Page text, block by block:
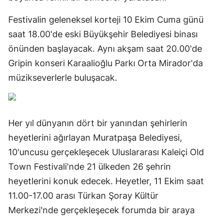
Festivalin geleneksel korteji 10 Ekim Cuma günü
saat 18.00'de eski Büyükşehir Belediyesi binası
önünden başlayacak. Aynı akşam saat 20.00'de
Gripin konseri Karaalioğlu Parkı Orta Mirador'da
müzikseverlerle buluşacak.
Her yıl dünyanın dört bir yanından şehirlerin
heyetlerini ağırlayan Muratpaşa Belediyesi,
10'uncusu gerçekleşecek Uluslararası Kaleiçi Old
Town Festivali'nde 21 ülkeden 26 şehrin
heyetlerini konuk edecek. Heyetler, 11 Ekim saat
11.00-17.00 arası Türkan Şoray Kültür
Merkezi'nde gerçekleşecek forumda bir araya